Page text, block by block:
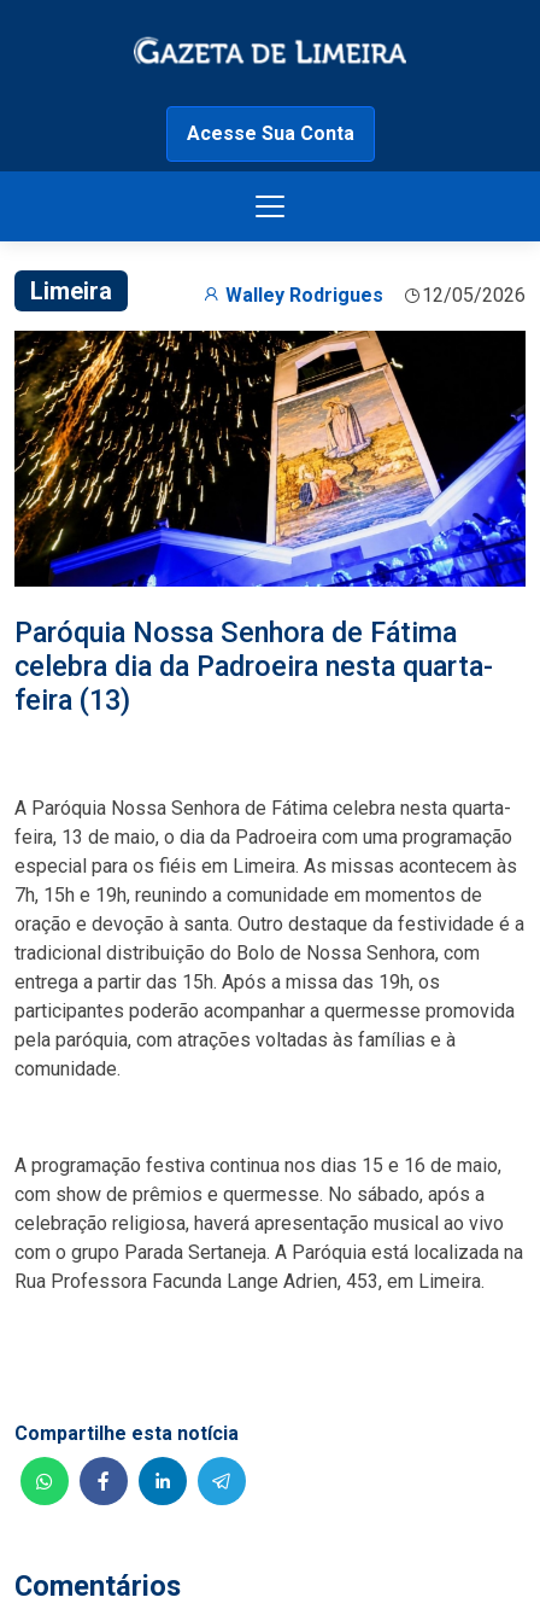
Acesse Sua Conta
Limeira Walley Rodrigues 12/05/2026
Paróquia Nossa Senhora de Fátima
celebra dia da Padroeira nesta quarta-
feira (13)
A Paróquia Nossa Senhora de Fátima celebra nesta quarta-
feira, 13 de maio, o dia da Padroeira com uma programação
especial para os fiéis em Limeira. As missas acontecem às
7h, 15h e 19h, reunindo a comunidade em momentos de
oração e devoção à santa. Outro destaque da festividade é a
tradicional distribuição do Bolo de Nossa Senhora, com
entrega a partir das 15h. Após a missa das 19h, os
participantes poderão acompanhar a quermesse promovida
pela paróquia, com atrações voltadas às famílias e à
comunidade.
A programação festiva continua nos dias 15 e 16 de maio,
com show de prêmios e quermesse. No sábado, após a
celebração religiosa, haverá apresentação musical ao vivo
com o grupo Parada Sertaneja. A Paróquia está localizada na
Rua Professora Facunda Lange Adrien, 453, em Limeira.
Comentários
Compartilhe esta notícia